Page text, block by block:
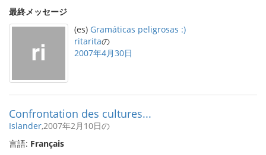
最終メッセージ
(es) Gramáticas peligrosas :)
ritaritaの
2007年4月30日
Confrontation des cultures...
Islander,2007年2月10日の
言語: Français